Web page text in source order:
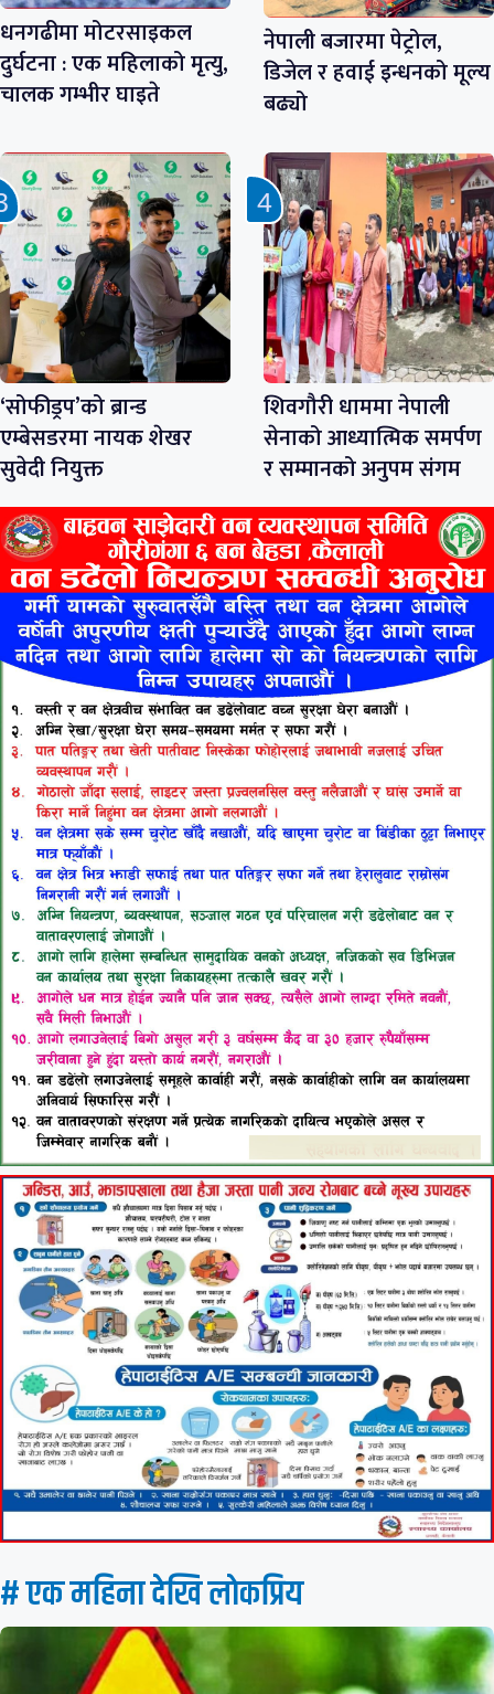
धनगढीमा मोटरसाइकल
दुर्घटना : एक महिलाको मृत्यु,
चालक गम्भीर घाइते
नेपाली बजारमा पेट्रोल,
डिजेल र हवाई इन्धनको मूल्य
बढ्यो
‘सोफीड्रप’को ब्रान्ड
एम्बेसडरमा नायक शेखर
सुवेदी नियुक्त
शिवगौरी धाममा नेपाली
सेनाको आध्यात्मिक समर्पण
र सम्मानको अनुपम संगम
# एक महिना देखि लाेकप्रिय